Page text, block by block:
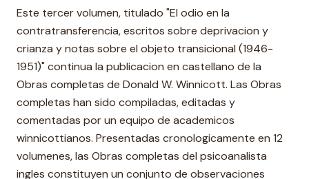
Este tercer volumen, titulado "El odio en la
contratransferencia, escritos sobre deprivacion y
crianza y notas sobre el objeto transicional (1946-
1951)" continua la publicacion en castellano de la
Obras completas de Donald W. Winnicott. Las Obras
completas han sido compiladas, editadas y
comentadas por un equipo de academicos
winnicottianos. Presentadas cronologicamente en 12
volumenes, las Obras completas del psicoanalista
ingles constituyen un conjunto de observaciones